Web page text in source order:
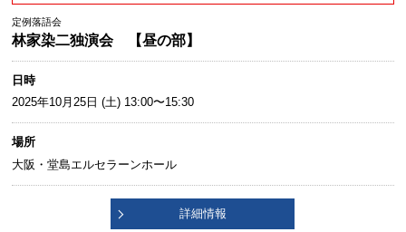
定例落語会
林家染二独演会 【昼の部】
日時
2025年10月25日 (土) 13:00〜15:30
場所
大阪・堂島エルセラーンホール
詳細情報